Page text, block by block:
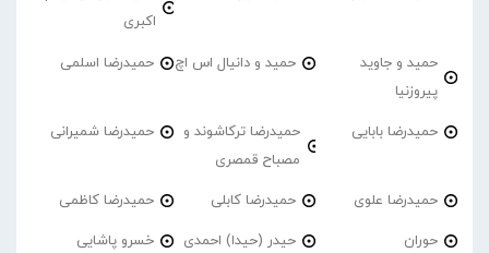
اکبری
حمید و جاوید
پیروزنیا
حمید و دانیال اس اچ حمیدرضا اسلمی
حمیدرضا بابایی
حمیدرضا ترکاشوند و
مصباح قمصری
حمیدرضا شمیرانی
حمیدرضا علوی حمیدرضا کابلی حمیدرضا کاظمی
حوران حیدر (حیدا) احمدی خسرو پاشایی